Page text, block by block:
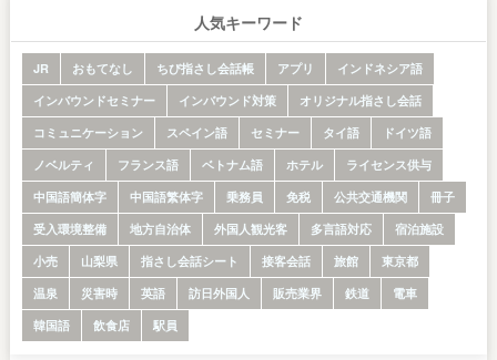
人気キーワード
JR おもてなし ちび指さし会話帳 アプリ
インドネシア語
インバウンドセミナー
インバウンド対策
オリジナル指さし会話
コミュニケーション
スペイン語 セミナー タイ語
ドイツ語
ノベルティ
フランス語 ベトナム語 ホテル
ライセンス供与
中国語簡体字
中国語繁体字 乗務員 免税 公共交通機関
冊子
受入環境整備
地方自治体 外国人観光客 多言語対応
宿泊施設
小売
山梨県 指さし会話シート 接客会話 旅館
東京都
温泉
災害時 英語 訪日外国人 販売業界 鉄道
電車
韓国語
飲食店 駅員